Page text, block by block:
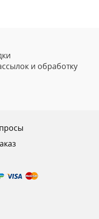
и обработку